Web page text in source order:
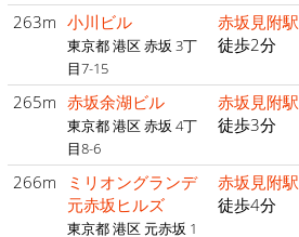
263m 小川ビル
東京都 港区 赤坂 3丁
目7-15
赤坂見附駅
徒歩2分
265m 赤坂余湖ビル
東京都 港区 赤坂 4丁
目8-6
赤坂見附駅
徒歩3分
266m
ミリオングランデ
元赤坂ヒルズ
東京都 港区 元赤坂 1
赤坂見附駅
徒歩4分